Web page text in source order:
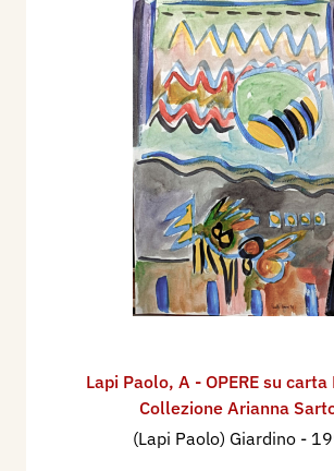
Lapi Paolo, A - OPERE su carta
Collezione Arianna
(Lapi Paolo) Giardino -